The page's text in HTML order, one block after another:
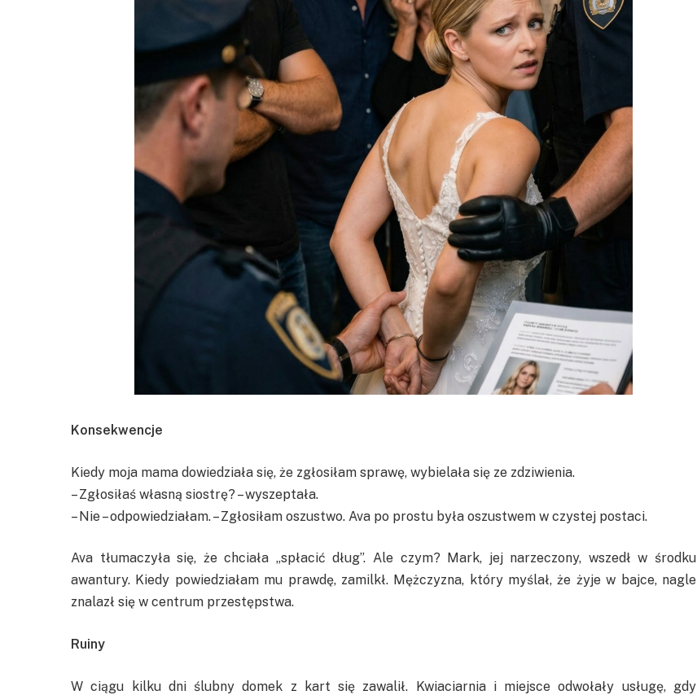
Konsekwencje
Kiedy moja mama dowiedziała się, że zgłosiłam sprawę, wybielała się ze zdziwienia.
– Zgłosiłaś własną siostrę? – wyszeptała.
– Nie – odpowiedziałam. – Zgłosiłam oszustwo. Ava po prostu była oszustwem w czystej postaci.
Ava tłumaczyła się, że chciała „spłacić dług”. Ale czym? Mark, jej narzeczony, wszedł w środku
awantury. Kiedy powiedziałam mu prawdę, zamilkł. Mężczyzna, który myślał, że żyje w bajce, nagle
znalazł się w centrum przestępstwa.
Ruiny
W ciągu kilku dni ślubny domek z kart się zawalił. Kwiaciarnia i miejsce odwołały usługę, gdy